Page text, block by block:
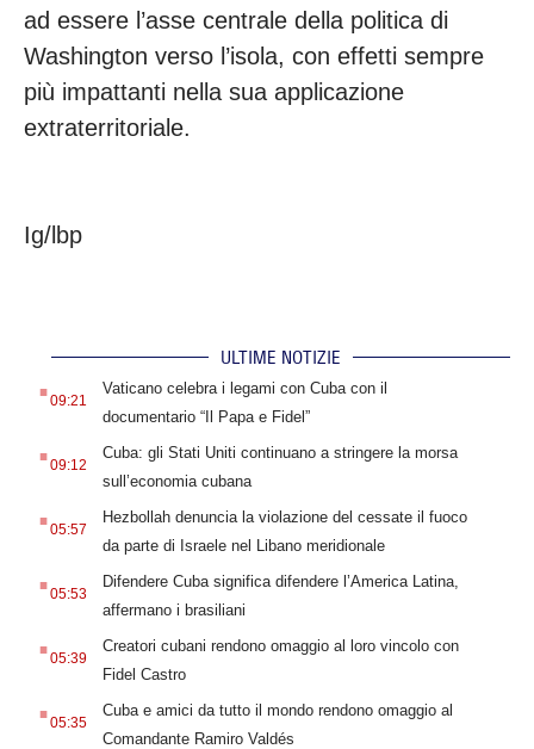
ad essere l’asse centrale della politica di
Washington verso l’isola, con effetti sempre
più impattanti nella sua applicazione
extraterritoriale.
Ig/lbp
ULTIME NOTIZIE
.09:21
Vaticano celebra i legami con Cuba con il
documentario “Il Papa e Fidel”
.09:12
Cuba: gli Stati Uniti continuano a stringere la morsa
sull’economia cubana
.05:57
Hezbollah denuncia la violazione del cessate il fuoco
da parte di Israele nel Libano meridionale
.05:53
Difendere Cuba significa difendere l’America Latina,
affermano i brasiliani
.05:39
Creatori cubani rendono omaggio al loro vincolo con
Fidel Castro
.05:35
Cuba e amici da tutto il mondo rendono omaggio al
Comandante Ramiro Valdés